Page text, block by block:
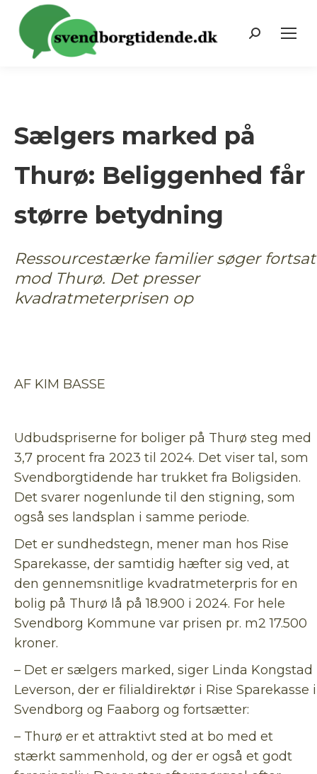
Search:
Sælgers marked på
Thurø: Beliggenhed får
større betydning
Ressourcestærke familier søger fortsat
mod Thurø. Det presser
kvadratmeterprisen op
AF KIM BASSE
Udbudspriserne for boliger på Thurø steg med
3,7 procent fra 2023 til 2024. Det viser tal, som
Svendborgtidende har trukket fra Boligsiden.
Det svarer nogenlunde til den stigning, som
også ses landsplan i samme periode.
Det er sundhedstegn, mener man hos Rise
Sparekasse, der samtidig hæfter sig ved, at
den gennemsnitlige kvadratmeterpris for en
bolig på Thurø lå på 18.900 i 2024. For hele
Svendborg Kommune var prisen pr. m2 17.500
kroner.
– Det er sælgers marked, siger Linda Kongstad
Leverson, der er filialdirektør i Rise Sparekasse i
Svendborg og Faaborg og fortsætter:
– Thurø er et attraktivt sted at bo med et
stærkt sammenhold, og der er også et godt